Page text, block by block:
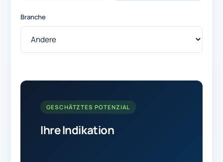
Branche
GESCHÄTZTES POTENZIAL
Ihre Indikation